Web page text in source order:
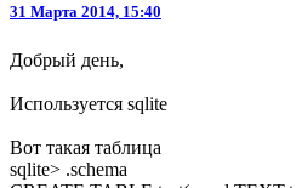
31 Марта 2014, 15:40
Добрый день,
Используется sqlite
Вот такая таблица
sqlite> .schema